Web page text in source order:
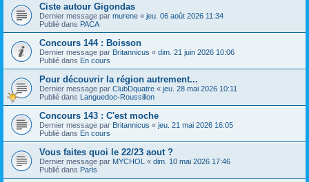
Ciste autour Gigondas
Dernier message par murene « jeu. 06 août 2026 11:34
Publié dans PACA
Concours 144 : Boisson
Dernier message par Britannicus « dim. 21 juin 2026 10:06
Publié dans En cours
Pour découvrir la région autrement...
Dernier message par ClubDquatre « jeu. 28 mai 2026 10:11
Publié dans Languedoc-Roussillon
Concours 143 : C'est moche
Dernier message par Britannicus « jeu. 21 mai 2026 16:05
Publié dans En cours
Vous faites quoi le 22/23 aout ?
Dernier message par MYCHOL « dim. 10 mai 2026 17:46
Publié dans Paris